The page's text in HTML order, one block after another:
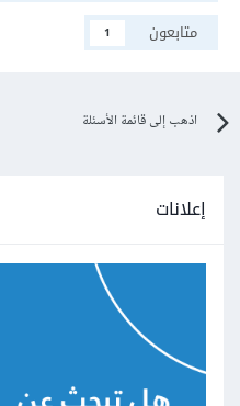
متابعون
1
اذهب إلى قائمة الأسئلة
إعلانات